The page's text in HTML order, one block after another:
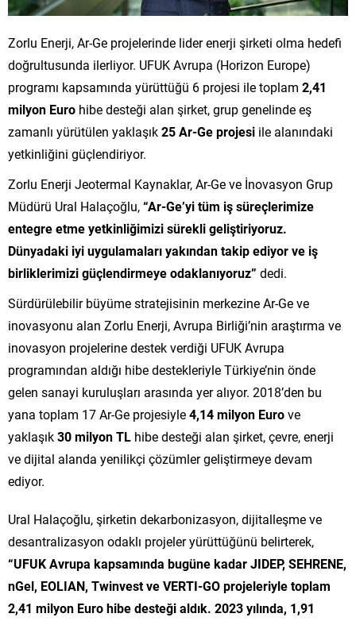
Zorlu Enerji, Ar-Ge projelerinde lider enerji şirketi olma hedefi
doğrultusunda ilerliyor. UFUK Avrupa (Horizon Europe)
programı kapsamında yürüttüğü 6 projesi ile toplam 2,41
milyon Euro hibe desteği alan şirket, grup genelinde eş
zamanlı yürütülen yaklaşık25 Ar-Ge projesi ile alanındaki
yetkinliğini güçlendiriyor.
Zorlu Enerji Jeotermal Kaynaklar, Ar-Ge ve İnovasyon Grup
Müdürü Ural Halaçoğlu,“Ar-Ge’yi tüm iş süreçlerimize
entegre etme yetkinliğimizi sürekli geliştiriyoruz.
Dünyadaki iyi uygulamaları yakından takip ediyor ve iş
birliklerimizi güçlendirmeye odaklanıyoruz” dedi.
Sürdürülebilir büyüme stratejisinin merkezine Ar-Ge ve
inovasyonu alan Zorlu Enerji, Avrupa Birliği’nin araştırma ve
inovasyon projelerine destek verdiği UFUK Avrupa
programından aldığı hibe destekleriyle Türkiye’nin önde
gelen sanayi kuruluşları arasında yer alıyor. 2018’den bu
yana toplam 17 Ar-Ge projesiyle4,14 milyon Eurove
yaklaşık30 milyon TL hibe desteği alan şirket, çevre, enerji
ve dijital alanda yenilikçi çözümler geliştirmeye devam
ediyor.
Ural Halaçoğlu, şirketin dekarbonizasyon, dijitalleşme ve
desantralizasyon odaklı projeler yürüttüğünü belirterek,
“UFUK Avrupa kapsamında bugüne kadar JIDEP, SEHRENE,
nGel, EOLIAN, Twinvest ve VERTI-GO projeleriyle toplam
2,41 milyon Euro hibe desteği aldık. 2023 yılında, 1,91